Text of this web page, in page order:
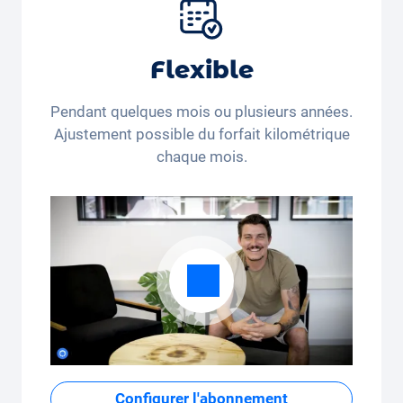
Flexible
Pendant quelques mois ou plusieurs années.
Ajustement possible du forfait kilométrique
chaque mois.
Configurer l'abonnement